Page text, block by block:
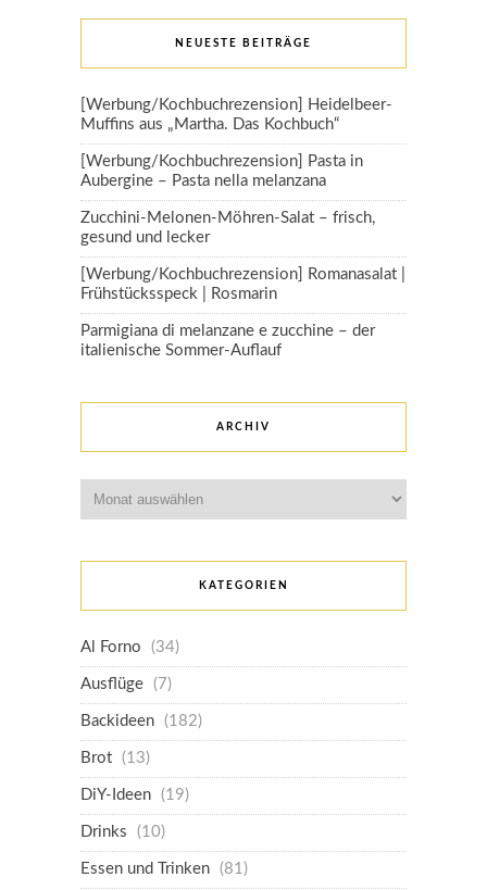
NEUESTE BEITRÄGE
[Werbung/Kochbuchrezension] Heidelbeer-
Muffins aus „Martha. Das Kochbuch“
[Werbung/Kochbuchrezension] Pasta in
Aubergine – Pasta nella melanzana
Zucchini-Melonen-Möhren-Salat – frisch,
gesund und lecker
[Werbung/Kochbuchrezension] Romanasalat |
Frühstücksspeck | Rosmarin
Parmigiana di melanzane e zucchine – der
italienische Sommer-Auflauf
ARCHIV
KATEGORIEN
Al Forno (34)
Ausflüge (7)
Backideen (182)
Brot (13)
DiY-Ideen (19)
Drinks (10)
Essen und Trinken (81)